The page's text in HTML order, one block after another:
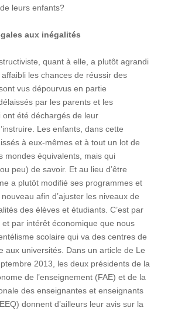
leurs enfants?
aux inégalités
quant à elle, a plutôt agrandi
les chances de réussir des
vus dépourvus en partie
par les parents et les
ont été déchargés de leur
Les enfants, dans cette
à eux-mêmes et à tout un lot de
mondes équivalents, mais qui
peu) de savoir. Et au lieu d’être
a plutôt modifié ses programmes et
afin d’ajuster les niveaux de
des élèves et étudiants. C’est par
et par intérêt économique que nous
scolaire qui va des centres de
aux universités. Dans un article de Le
2013, les deux présidents de la
de l’enseignement (FAE) et de la
des enseignantes et enseignants
donnent d’ailleurs leur avis sur la